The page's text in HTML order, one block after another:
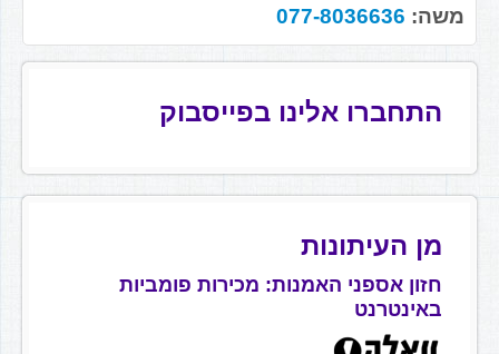
משה: 077-8036636
התחברו אלינו בפייסבוק
מן העיתונות
חזון אספני האמנות: מכירות פומביות
באינטרנט